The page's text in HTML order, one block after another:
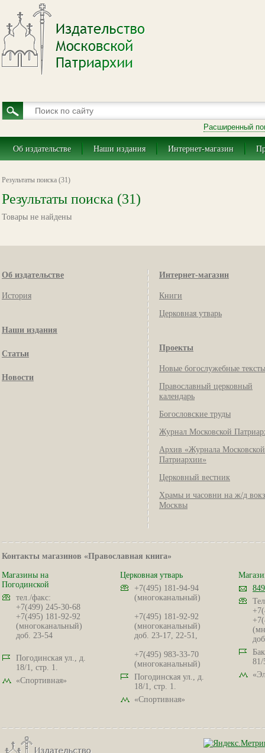
Расширенный
Об издательстве Наши издания Интернет-магазин
Результаты поиска (31)
Результаты поиска (31)
Товары не найдены
Об издательстве
История
Наши издания
Статьи
Новости
Интернет-магазин
Книги
Церковная утварь
Проекты
Новые богослужебные тексты
Православный церковный
календарь
Богословские труды
Журнал Московской
Архив «Журнала Московской
Патриархии»
Церковный вестник
Храмы и часовни на ж/д
Москвы
Контакты магазинов «Православная книга»
Магазины на
Погодинской
тел./факс:
+7(499) 245-30-68
+7(495) 181-92-92
(многоканальный)
доб. 23-54
Погодинская ул., д.
18/1, стр. 1.
«Спортивная»
Церковная утварь
+7(495) 181-94-94
(многоканальный)
+7(495) 181-92-92
(многоканальный)
доб. 23-17, 22-51,
+7(495) 983-33-70
(многоканальный)
Погодинская ул., д.
18/1, стр. 1.
«Спортивная»
81/